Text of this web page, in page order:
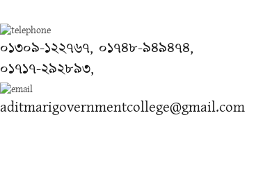
০১৩০৯-১২২৭৬৭, ০১৭৪৮-৯৪৯৪৭৪,
০১৭১৭-২৯২৮৯৩,
aditmarigovernmentcollege@gmail.com